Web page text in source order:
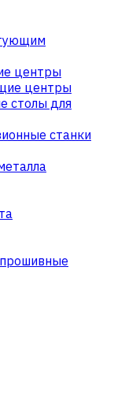
центры
центры
столы для
станки